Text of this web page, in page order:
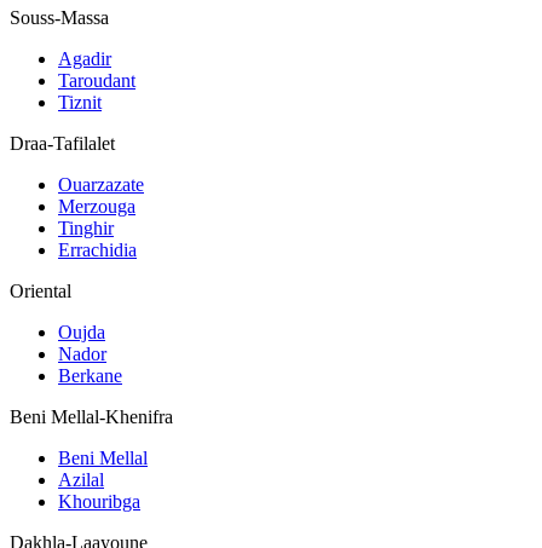
Souss-Massa
Agadir
Taroudant
Tiznit
Draa-Tafilalet
Ouarzazate
Merzouga
Tinghir
Errachidia
Oriental
Oujda
Nador
Berkane
Beni Mellal-Khenifra
Beni Mellal
Azilal
Khouribga
Dakhla-Laayoune